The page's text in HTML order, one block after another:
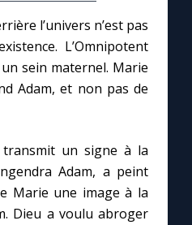
mois
Marie
l’univers n’est pas
L’Omnipotent
sein maternel. Marie
Adam, et non pas de
un signe à la
Adam, a peint
Marie une image à la
Dieu a voulu abroger